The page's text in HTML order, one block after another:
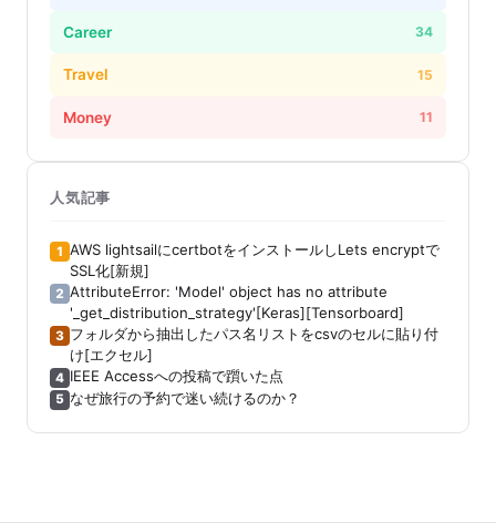
Career 34
Travel 15
Money 11
人気記事
1 AWS lightsailにcertbotをインストールしLets encryptで
SSL化[新規]
2 AttributeError: 'Model' object has no attribute
'_get_distribution_strategy'[Keras][Tensorboard]
3 フォルダから抽出したパス名リストをcsvのセルに貼り付
け[エクセル]
4 IEEE Accessへの投稿で躓いた点
5 なぜ旅行の予約で迷い続けるのか？